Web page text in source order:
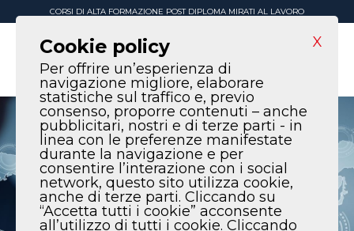
CORSI DI ALTA FORMAZIONE POST DIPLOMA MIRATI AL LAVORO
X
Cookie policy
Per offrire un’esperienza di
navigazione migliore, elaborare
statistiche sul traffico e, previo
consenso, proporre contenuti – anche
pubblicitari, nostri e di terze parti - in
linea con le preferenze manifestate
durante la navigazione e per
consentire l’interazione con i social
network, questo sito utilizza cookie,
anche di terze parti. Cliccando su
“Accetta tutti i cookie” acconsente
all’utilizzo di tutti i cookie. Cliccando